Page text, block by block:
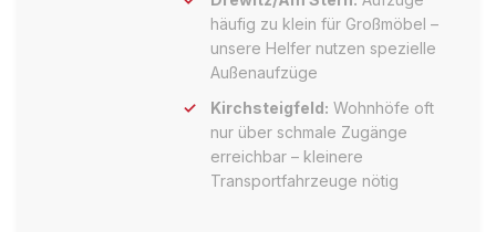
häufig zu klein für Großmöbel –
unsere Helfer nutzen spezielle
Außenaufzüge
Kirchsteigfeld: Wohnhöfe oft
nur über schmale Zugänge
erreichbar – kleinere
Transportfahrzeuge nötig